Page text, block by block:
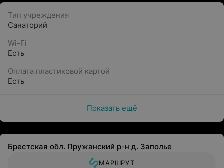
Тип учреждения
Санаторий
Wi-Fi
Есть
Оплата пластиковой картой
Есть
Показать ещё
Брестская обл. Пружанский р-н д. Заполье
МАРШРУТ